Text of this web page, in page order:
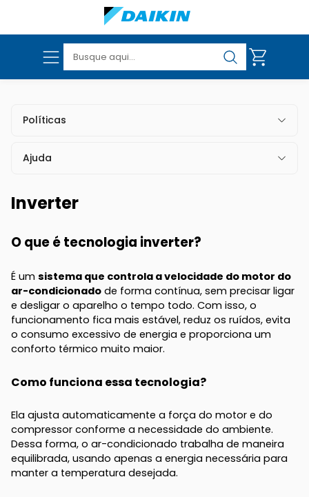
Políticas
Políticas de Troca e Devolução
Politicas de Campanhas
Ajuda
Inverter
O que é tecnologia inverter?
É um sistema que controla a velocidade do motor do
ar-condicionado de forma contínua, sem precisar ligar
e desligar o aparelho o tempo todo. Com isso, o
funcionamento fica mais estável, reduz os ruídos, evita
o consumo excessivo de energia e proporciona um
conforto térmico muito maior.
Como funciona essa tecnologia?
Ela ajusta automaticamente a força do motor e do
compressor conforme a necessidade do ambiente.
Dessa forma, o ar-condicionado trabalha de maneira
equilibrada, usando apenas a energia necessária para
manter a temperatura desejada.